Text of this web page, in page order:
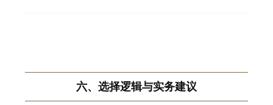
六、选择逻辑与实务建议